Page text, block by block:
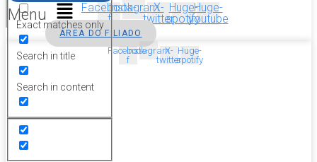
Exact matches only
Search in title
Search in content
Menu
Facebook-
f
InstagramX-
twitter
Huge-
spotify
Huge-
youtube
ÁREA DO FILIADO
Facebook-
f
InstagramX-
twitter
Huge-
spotify